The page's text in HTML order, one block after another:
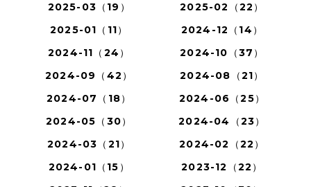
2025-03（19）
2025-02（22）
2025-01（11）
2024-12（14）
2024-11（24）
2024-10（37）
2024-09（42）
2024-08（21）
2024-07（18）
2024-06（25）
2024-05（30）
2024-04（23）
2024-03（21）
2024-02（22）
2024-01（15）
2023-12（22）